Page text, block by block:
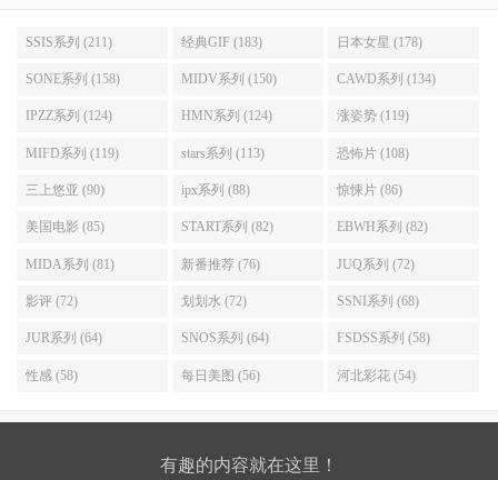
SSIS系列 (211) 经典GIF (183) 日本女星 (178)
SONE系列 (158) MIDV系列 (150) CAWD系列 (134)
IPZZ系列 (124) HMN系列 (124) 涨姿势 (119)
MIFD系列 (119) stars系列 (113) 恐怖片 (108)
三上悠亚 (90) ipx系列 (88) 惊悚片 (86)
美国电影 (85) START系列 (82) EBWH系列 (82)
MIDA系列 (81) 新番推荐 (76) JUQ系列 (72)
影评 (72) 划划水 (72) SSNI系列 (68)
JUR系列 (64) SNOS系列 (64) FSDSS系列 (58)
性感 (58) 每日美图 (56) 河北彩花 (54)
有趣的内容就在这里！